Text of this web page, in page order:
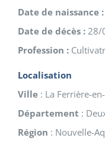
Date de naissance :
Date de décès : 28/
Profession :
Localisation
Ville : La Ferrière-
Département :
Région : Nouvelle-